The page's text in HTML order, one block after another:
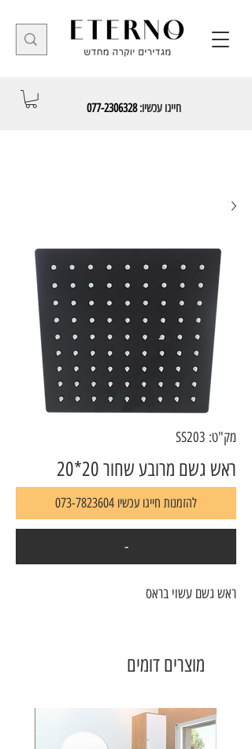
חייגו עכשיו:077-2306328
מק"ט: SS203
ראש גשם מרובע שחור 20*20
להזמנות חייגו עכשיו 073-7823604
-
ראש גשם עשוי בראס
מוצרים דומים